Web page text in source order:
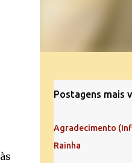
Postagens mais
Agradecimento
Rainha